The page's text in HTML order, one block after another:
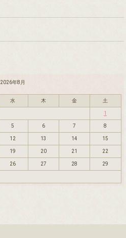
2026年8月
水 木 金 土
1
5 6 7 8
12 13 14 15
19 20 21 22
26 27 28 29